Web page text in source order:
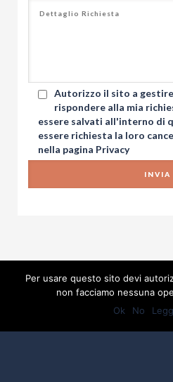
Autorizzo il sito a
rispondere alla mia
essere salvati all'interno di
essere richiesta la loro
nella pagina Privacy
Per usare questo sito devi
non facciamo nessuna
Ok
No